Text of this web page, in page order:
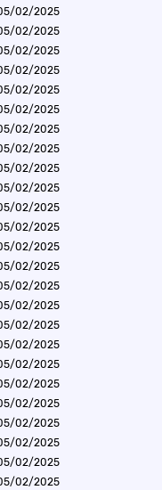
02/2025 15:02
02/2025 15:05
02/2025 15:05
02/2025 15:04
02/2025 15:04
02/2025 15:07
02/2025 15:10
02/2025 15:14
02/2025 15:17
02/2025 15:39
02/2025 15:45
02/2025 16:05
02/2025 16:21
02/2025 18:59
02/2025 15:45
02/2025 15:45
02/2025 15:46
02/2025 15:47
02/2025 16:14
02/2025 16:14
02/2025 16:19
02/2025 16:22
02/2025 16:27
02/2025 16:27
02/2025 16:34